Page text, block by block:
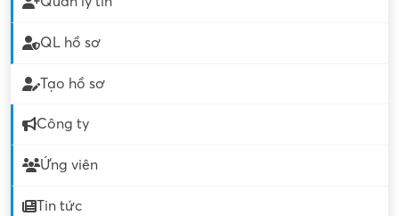
QL hồ sơ
Tạo hồ sơ
Công ty
Ứng viên
Tin tức